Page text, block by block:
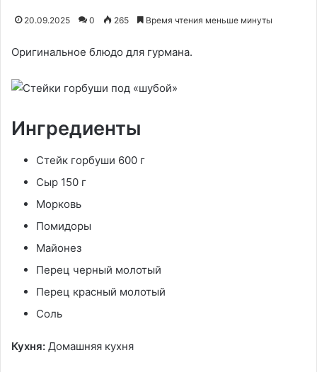
20.09.2025 0 265 Время чтения меньше минуты
Оригинальное блюдо для гурмана.
Ингредиенты
Стейк горбуши 600 г
Сыр 150 г
Морковь
Помидоры
Майонез
Перец черный молотый
Перец красный молотый
Соль
Кухня: Домашняя кухня